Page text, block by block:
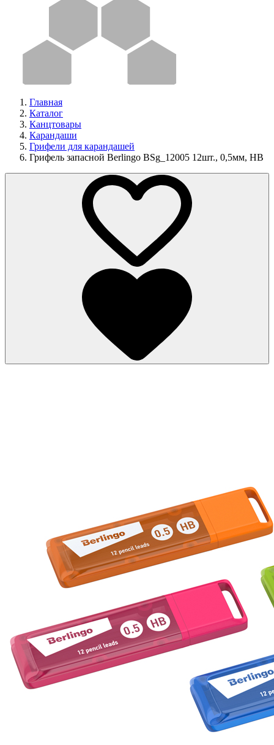
Главная
Каталог
Канцтовары
Карандаши
Грифели для карандашей
Грифель запасной Berlingo BSg_12005 12шт., 0,5мм, HB